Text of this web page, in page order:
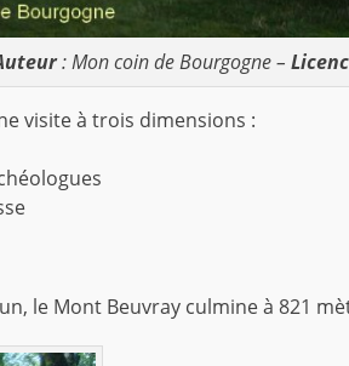
: Mon coin de Bourgogne –
visite à trois dimensions :
le Mont Beuvray culmine à 821